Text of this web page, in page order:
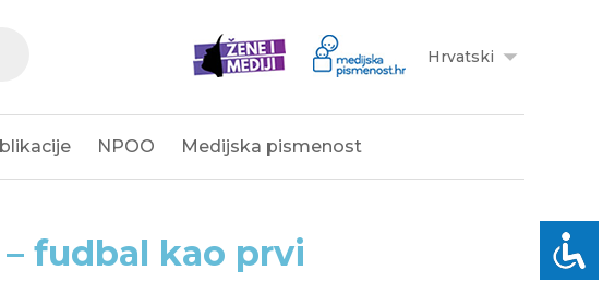
Hrvatski
NPOO Medijska pismenost
fudbal kao prvi